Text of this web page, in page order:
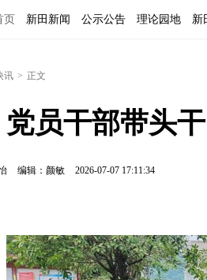
页 新田新闻 公示公告 理论园地 新
讯 > 正文
员干部带头
编辑：颜敏 2026-07-07 17:11:34